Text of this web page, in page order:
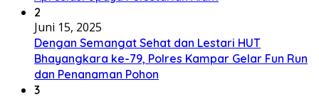
2
Juni 15, 2025
Dengan Semangat Sehat dan Lestari HUT
Bhayangkara ke-79, Polres Kampar Gelar Fun Run
dan Penanaman Pohon
3